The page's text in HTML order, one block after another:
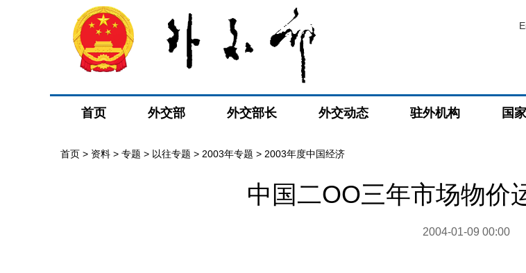
首页 外交部 外交部长 外交动态 驻外机构 国
首页 > 资料 > 专题 > 以往专题 > 2003年专题 > 2003年度中国经济
中国二OO三年市场物价
2004-01-09 00:00